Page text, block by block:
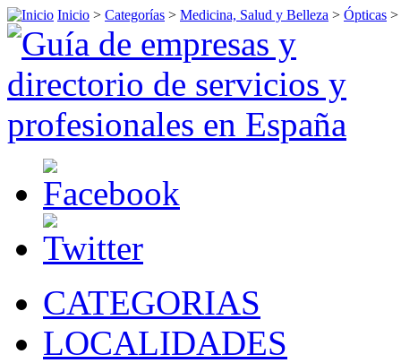
Inicio > Categorías > Medicina, Salud y Belleza > Ópticas >
CATEGORIAS
LOCALIDADES